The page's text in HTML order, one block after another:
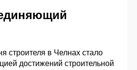
строителя в Челнах стало
достижений строительной